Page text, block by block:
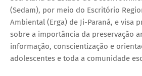
(Sedam), por meio do Escritório
Ambiental (Erga) de Ji-Paraná, e visa
sobre a importância da preservação
informação, conscientização e
adolescentes e toda a comunidade